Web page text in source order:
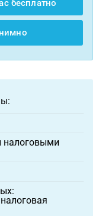
бесплатно
налоговыми